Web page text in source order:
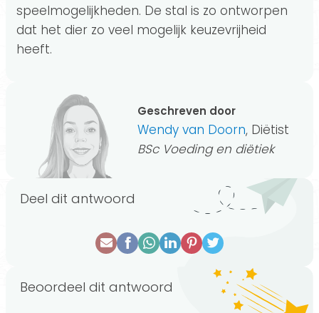
speelmogelijkheden. De stal is zo ontworpen
dat het dier zo veel mogelijk keuzevrijheid
heeft.
Geschreven door
Wendy van Doorn, Diëtist
BSc Voeding en diëtiek
Deel dit antwoord
Beoordeel dit antwoord